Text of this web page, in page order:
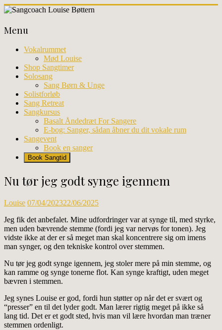
Skip
content
Louise
Bøttern
Professionel
sangundervisning
workhops
København
Menu
Vokalrummet
Mød Louise
Shop Sangtimer
Solosang
Sang Børn & Unge
Solistforløb
Sang Retreat
Sangkursus
Basalt Åndedræt For Sangere
E-bog: Sanger, sådan åbner du dit vokale rum
Sangevent
Book en sanger
Book Sangtid
Nu tør jeg godt synge igennem
Louise 07/04/202322/06/2025
Jeg fik det anbefalet. Mine udfordringer var at synge til, med styrke,
men uden bævrende stemme (fordi jeg var nervøs for tonen). Jeg
vidste ikke at der er så meget man skal koncentrere sig om imens
man synger, og den tekniske kontrol over stemmen.
Nu tør jeg godt synge igennem, jeg stoler mere på min stemme, og
kan ramme og synge tonerne flot. Kan synge kraftigt, uden meget
bævren i stemmen.
Jeg synes Louise er god, fordi hun støtter op når det er svært og
“presser” en til det lyder godt. Man lærer rigtig meget på ikke så
lang tid. Det er et godt sted, hvis man vil lære hvordan man træner
stemmen ordenligt.